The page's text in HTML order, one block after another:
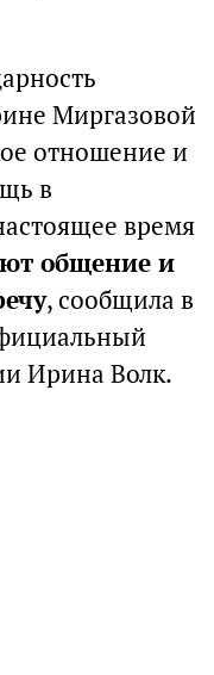
Миргазовой
отношение и
в
время
общение и
, сообщила в
Ирина Волк.